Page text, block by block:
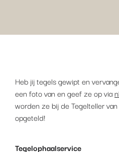
Heb jij tegels gewipt en
een foto van en geef ze op via
worden ze bij de Tegelteller
opgeteld!
Tegelophaalservice